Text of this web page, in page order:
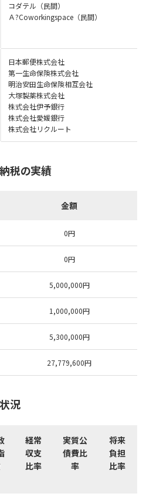
コダテル（民間）
Ａ?Coworkingspace（民間）
日本郵便株式会社
第一生命保険株式会社
明治安田生命保険相互会社
大塚製薬株式会社
株式会社伊予銀行
株式会社愛媛銀行
株式会社リクルート
税の実績
金額
0円
0円
5,000,000円
1,000,000円
5,300,000円
27,779,600円
況
経常
収支
比率
実質公
債費比
率
将来
負担
比率